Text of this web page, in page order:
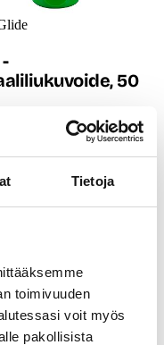
Tietoja
toimivuuden
voit myös
pakollisista
50
luonnonmukaisista
seurassa! Tämä
täyteläisempi, 100%
ja pitkään luistava...
€